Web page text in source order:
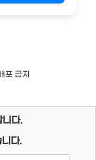
포 금지
다.
다.